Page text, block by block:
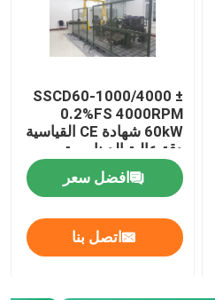
SSCD60-1000/4000 ±
0.2%FS 4000RPM
60kW شهادة CE القياسية
دقة عالية الدينامومتر
الكهربائي نظام مقعد
الاختبار لمحرك الديزل
افضل سعر
اتصل بنا